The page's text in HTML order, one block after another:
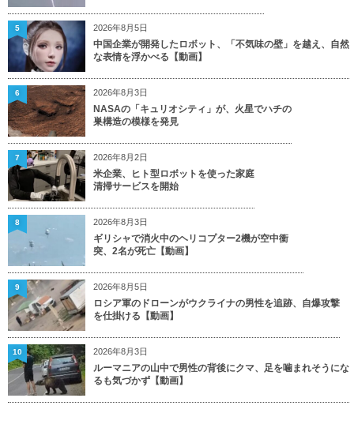
2026年8月5日
中国企業が開発したロボット、「不気味の壁」を越え、自然
な表情を浮かべる【動画】
5
2026年8月3日
NASAの「キュリオシティ」が、火星でハチの
巣構造の模様を発見
6
2026年8月2日
米企業、ヒト型ロボットを使った家庭
清掃サービスを開始
7
2026年8月3日
ギリシャで消火中のヘリコプター2機が空中衝
突、2名が死亡【動画】
8
2026年8月5日
ロシア軍のドローンがウクライナの男性を追跡、自爆攻撃
を仕掛ける【動画】
9
2026年8月3日
ルーマニアの山中で男性の背後にクマ、足を噛まれそうにな
るも気づかず【動画】
10